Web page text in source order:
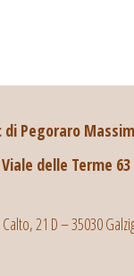
Pegoraro
delle Terme 63
21 D – 35030